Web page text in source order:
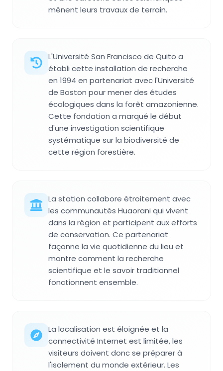
mènent leurs travaux de terrain.
L'Université San Francisco de Quito a
établi cette installation de recherche
en 1994 en partenariat avec l'Université
de Boston pour mener des études
écologiques dans la forêt amazonienne.
Cette fondation a marqué le début
d'une investigation scientifique
systématique sur la biodiversité de
cette région forestière.
La station collabore étroitement avec
les communautés Huaorani qui vivent
dans la région et participent aux efforts
de conservation. Ce partenariat
façonne la vie quotidienne du lieu et
montre comment la recherche
scientifique et le savoir traditionnel
fonctionnent ensemble.
La localisation est éloignée et la
connectivité Internet est limitée, les
visiteurs doivent donc se préparer à
l'isolement du monde extérieur. Les